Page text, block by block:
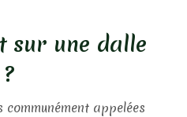
sur une dalle
appelées